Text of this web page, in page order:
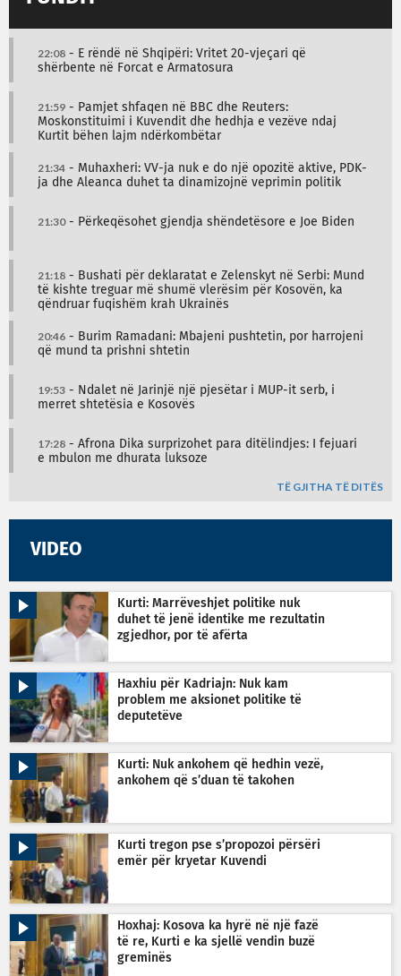
22:08 - E rëndë në Shqipëri: Vritet 20-vjeçari që
shërbente në Forcat e Armatosura
21:59 - Pamjet shfaqen në BBC dhe Reuters:
Moskonstituimi i Kuvendit dhe hedhja e vezëve ndaj
Kurtit bëhen lajm ndërkombëtar
21:34 - Muhaxheri: VV-ja nuk e do një opozitë aktive, PDK-
ja dhe Aleanca duhet ta dinamizojnë veprimin politik
21:30- Përkeqësohet gjendja shëndetësore e Joe Biden
21:18 - Bushati për deklaratat e Zelenskyt në Serbi: Mund
të kishte treguar më shumë vlerësim për Kosovën, ka
qëndruar fuqishëm krah Ukrainës
20:46 - Burim Ramadani: Mbajeni pushtetin, por harrojeni
që mund ta prishni shtetin
19:53 - Ndalet në Jarinjë një pjesëtar i MUP-it serb, i
merret shtetësia e Kosovës
17:28 - Afrona Dika surprizohet para ditëlindjes: I fejuari
e mbulon me dhurata luksoze
TË GJITHA TË DITËS
VIDEO
Kurti: Marrëveshjet politike nuk
duhet të jenë identike me rezultatin
zgjedhor, por të afërta
Haxhiu për Kadriajn: Nuk kam
problem me aksionet politike të
deputetëve
Kurti: Nuk ankohem që hedhin vezë,
ankohem që s’duan të takohen
Kurti tregon pse s’propozoi përsëri
emër për kryetar Kuvendi
Hoxhaj: Kosova ka hyrë në një fazë
të re, Kurti e ka sjellë vendin buzë
greminës